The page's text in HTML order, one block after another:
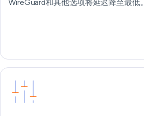
WireGuard和其他选项将延迟降至最低。